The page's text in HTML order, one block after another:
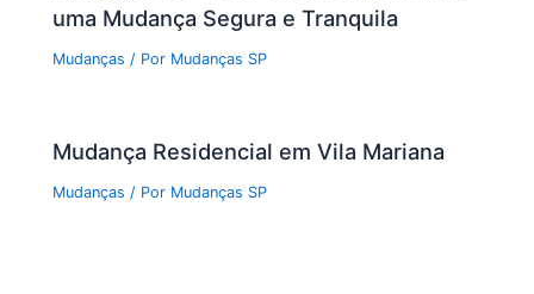
uma Mudança Segura e Tranquila
Mudanças / Por Mudanças SP
Mudança Residencial em Vila Mariana
Mudanças / Por Mudanças SP